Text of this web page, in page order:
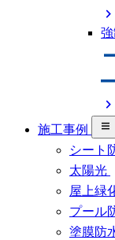
chevron_right
chevron_right
施工事例
シート
太陽光
屋上緑
プール
塗膜防